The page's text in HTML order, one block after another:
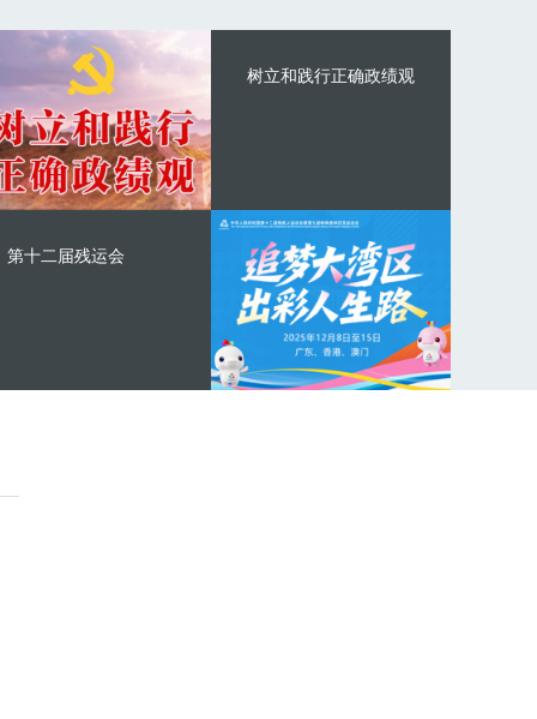
树立和践行正确政绩观
第十二届残运会